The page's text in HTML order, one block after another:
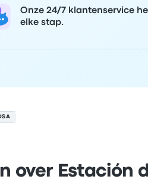
Onze 24/7 klantenservice
elke stap.
over Estación